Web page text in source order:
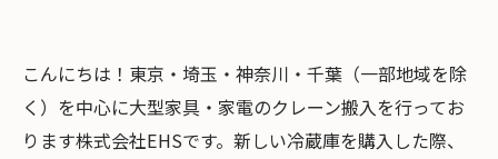
こんにちは！東京・埼玉・神奈川・千葉（一部地域を除
く）を中心に大型家具・家電のクレーン搬入を行ってお
ります株式会社EHSです。新しい冷蔵庫を購入した際、